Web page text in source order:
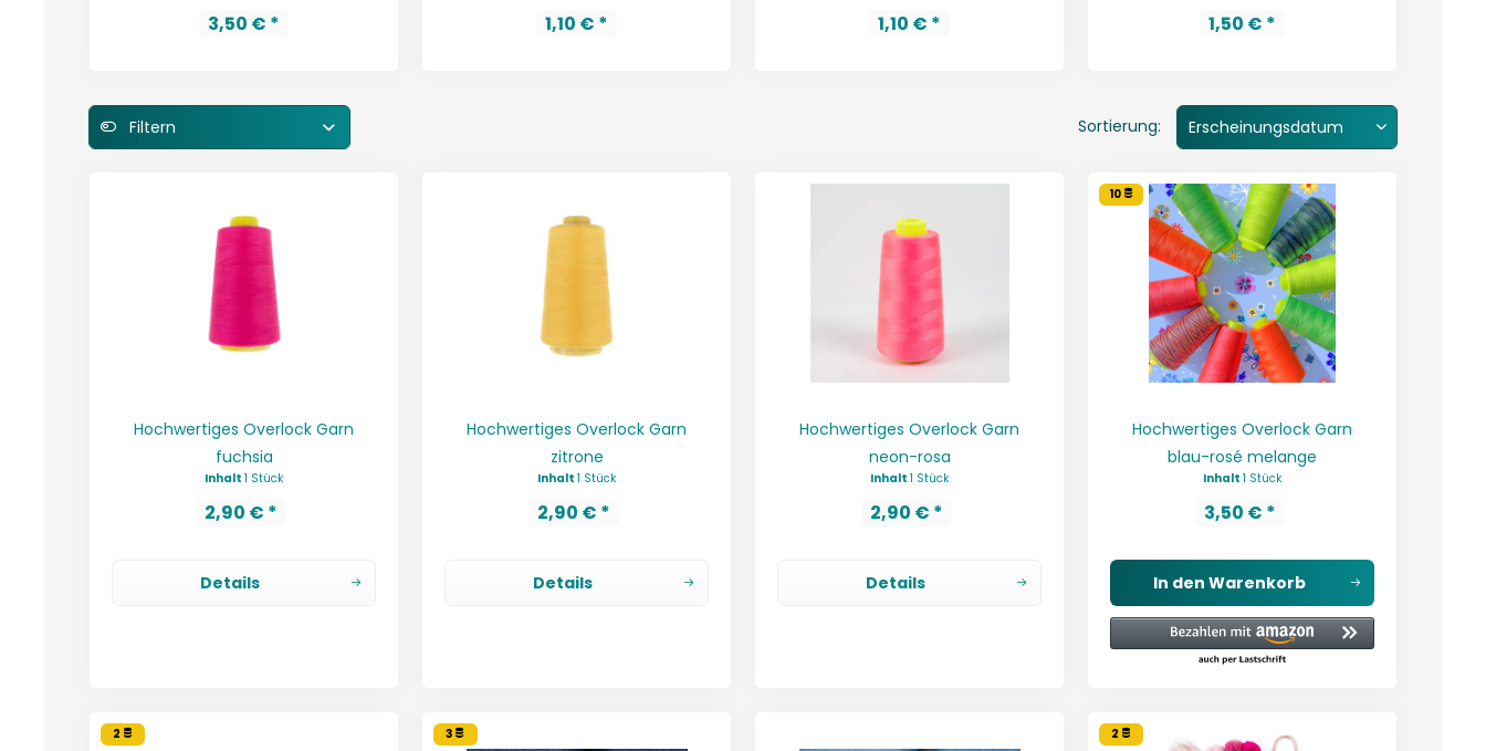
3,50 € * 1,10 € * 1,10 € * 1,50 € *
Filtern Sortierung:
Hochwertiges Overlock Garn
fuchsia
Inhalt 1 Stück
2,90 € *
Details
Hochwertiges Overlock Garn
zitrone
Inhalt 1 Stück
2,90 € *
Details
Hochwertiges Overlock Garn
neon-rosa
Inhalt 1 Stück
2,90 € *
Details
10
Hochwertiges Overlock Garn
blau-rosé melange
Inhalt 1 Stück
3,50 € *
In den Warenkorb
2 3 2